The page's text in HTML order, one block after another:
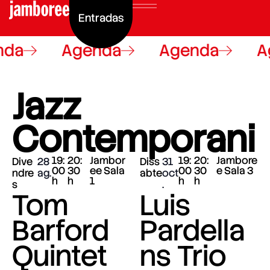
Entradas
Agenda Agenda
Jazz
Contemporani
Dive
ndre
s
28
ag.
19:
00
h
20:
30
h
Jambor
ee Sala
1
Tom
Barford
Quintet
Diss
abte
31
oct
.
19:
00
h
20:
30
h
Jambore
e Sala 3
Luis
Pardella
ns Trio